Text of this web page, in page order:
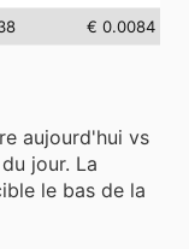
€ 0.0084
aujourd'hui vs
jour. La
le bas de la